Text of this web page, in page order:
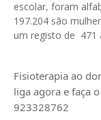
escolar, foram
197.204 são
um registo de 471
Fisioterapia ao
liga agora e faça
923328762